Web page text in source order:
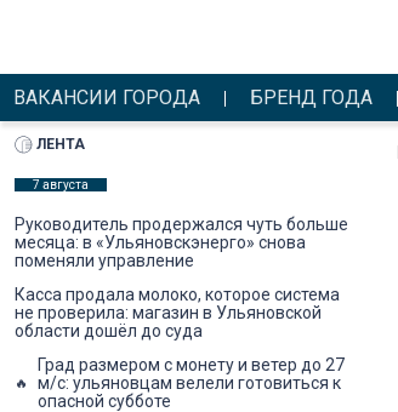
ВАКАНСИИ ГОРОДА БРЕНД ГОДА
ЛЕНТА
7 августа
Руководитель продержался чуть больше
месяца: в «Ульяновскэнерго» снова
поменяли управление
Касса продала молоко, которое система
не проверила: магазин в Ульяновской
области дошёл до суда
Град размером с монету и ветер до 27
м/с: ульяновцам велели готовиться к
опасной субботе